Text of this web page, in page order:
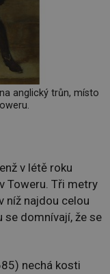
anglický trůn, místo
v létě roku
Toweru. Tři metry
níž najdou celou
domnívají, že se
nechá kosti